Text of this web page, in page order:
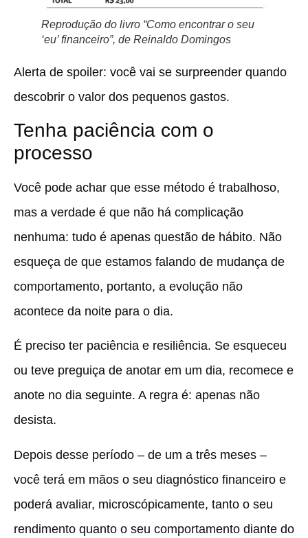
Reprodução do livro “Como encontrar o seu
‘eu’ financeiro”, de Reinaldo Domingos
Alerta de spoiler: você vai se surpreender quando
descobrir o valor dos pequenos gastos.
Tenha paciência com o
processo
Você pode achar que esse método é trabalhoso,
mas a verdade é que não há complicação
nenhuma: tudo é apenas questão de hábito. Não
esqueça de que estamos falando de mudança de
comportamento, portanto, a evolução não
acontece da noite para o dia.
É preciso ter paciência e resiliência. Se esqueceu
ou teve preguiça de anotar em um dia, recomece e
anote no dia seguinte. A regra é: apenas não
desista.
Depois desse período – de um a três meses –
você terá em mãos o seu diagnóstico financeiro e
poderá avaliar, microscópicamente, tanto o seu
rendimento quanto o seu comportamento diante do